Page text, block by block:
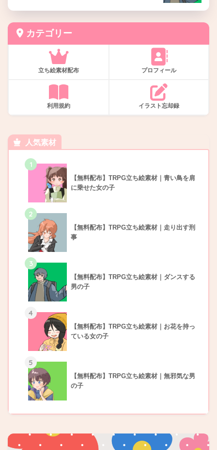
カテゴリー
立ち絵素材配布 プロフィール
利用規約 イラスト忘却録
人気素材
1
【無料配布】TRPG立ち絵素材｜青い鳥を肩
に乗せた女の子
2
【無料配布】TRPG立ち絵素材｜走り出す刑
事
3
【無料配布】TRPG立ち絵素材｜ダンスする
男の子
4
【無料配布】TRPG立ち絵素材｜お花を持っ
ている女の子
5
【無料配布】TRPG立ち絵素材｜無邪気な男
の子